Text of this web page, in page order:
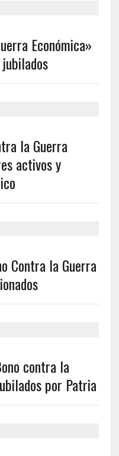
Económica»
la Guerra
activos y
Contra la Guerra
contra la
por Patria